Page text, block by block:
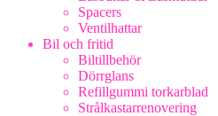
Spacers
Ventilhattar
Bil och fritid
Biltillbehör
Dörrglans
Refillgummi torkarblad
Strålkastarrenovering